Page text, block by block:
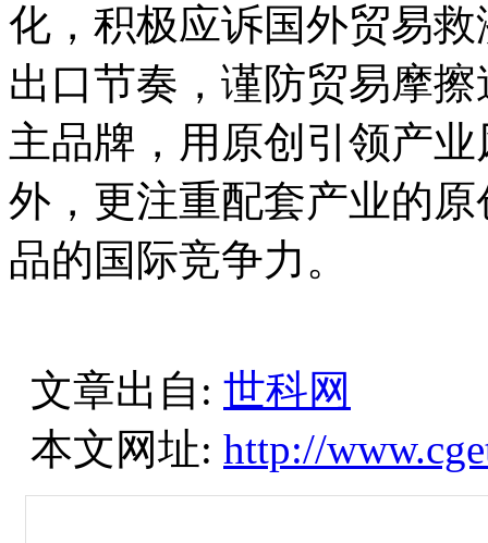
化，积极应诉国外贸易
出口节奏，谨防贸易摩
主品牌，用原创引领产
外，更注重配套产业的
品的国际竞争力。
文章出自: 世科网
本文网址: http://